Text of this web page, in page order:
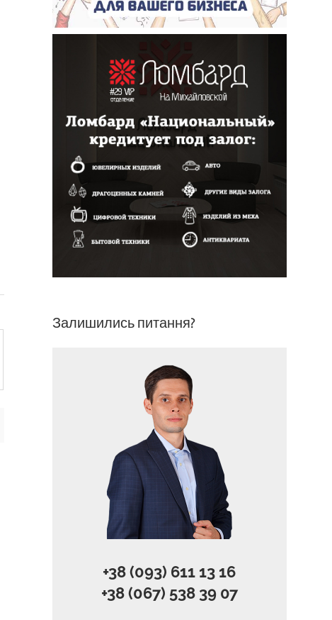
Залишились питання?
+38 (093) 611 13 16
+38 (067) 538 39 07